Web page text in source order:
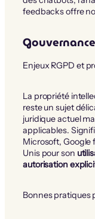
feedbacks offre
Enjeux RGPD et
La propriété
reste un sujet
juridique actuel
applicables.
Microsoft, Google
Unis pour son
autorisation
Bonnes pratiques